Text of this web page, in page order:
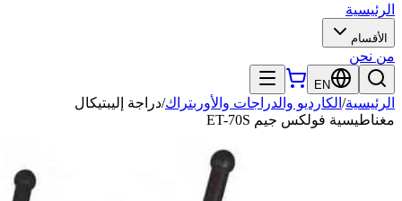
الرئيسية
الأقسام
من نحن
EN
الرئيسية/ الكارديو والدراجات والأوربتراك/دراجة إليبتيكال
مغناطيسية فولكس جيم ET-70S